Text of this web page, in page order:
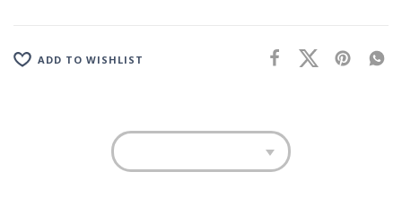
ADD TO WISHLIST